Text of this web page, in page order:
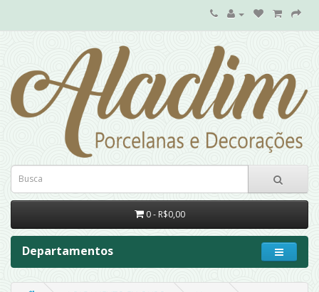
0 - R$0,00
Departamentos